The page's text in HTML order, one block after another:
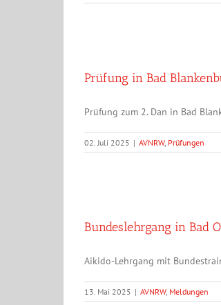
Prüfung in Bad
Prüfung zum 2. Dan in Bad
02. Juli 2025 | AVNRW, Prüfungen
Bundeslehrgang in Bad
Aikido-Lehrgang mit
13. Mai 2025 | AVNRW, Meldungen